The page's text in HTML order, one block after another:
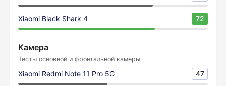
Xiaomi Black Shark 4 72
Камера
Тесты основной и фронтальной камеры
Xiaomi Redmi Note 11 Pro 5G 47